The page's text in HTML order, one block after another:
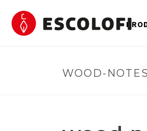
WOOD-NOTES